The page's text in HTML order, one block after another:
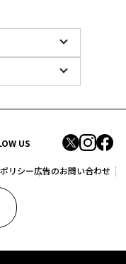
US
リシー広告のお問い合わせ